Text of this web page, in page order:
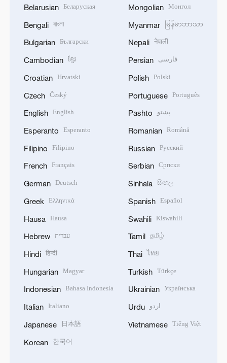
Belarusian Беларуская
Bengali বাংলা
Bulgarian Български
Cambodian ខ្មែរ
Croatian Hrvatski
Czech Český
English English
Esperanto Esperanto
Filipino Filipino
French Français
German Deutsch
Greek Ελληνικά
Hausa Hausa
Hebrew עברית
Hindi हिन्दी
Hungarian Magyar
Indonesian Bahasa Indonesia
Italian Italiano
Japanese 日本語
Korean 한국어
Mongolian Монгол
Myanmar မြန်မာဘာသာ
Nepali नेपाली
Persian فارسی
Polish Polski
Portuguese Português
Pashto پښتو
Romanian Română
Russian Русский
Serbian Српски
Sinhala සිංහල
Spanish Español
Swahili Kiswahili
Tamil தமிழ்
Thai ไทย
Turkish Türkçe
Ukrainian Українська
Urdu اردو
Vietnamese Tiếng Việt